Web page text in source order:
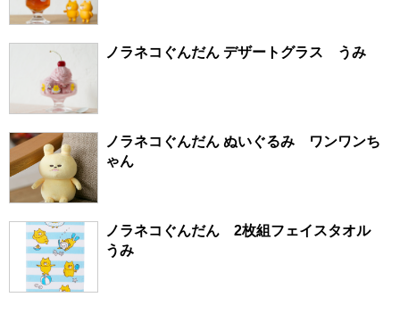
ノラネコぐんだん デザートグラス うみ
ノラネコぐんだん ぬいぐるみ ワンワンち
ゃん
ノラネコぐんだん 2枚組フェイスタオル
うみ